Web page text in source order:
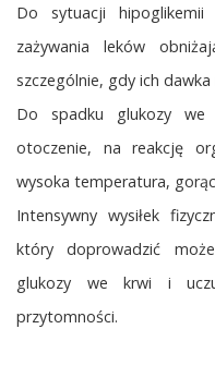
Do sytuacji
zażywania leków
szczególnie, gdy ich
Do spadku glukozy we
otoczenie, na reakcję
wysoka temperatura,
Intensywny wysiłek
który doprowadzić
glukozy we krwi i
przytomności.